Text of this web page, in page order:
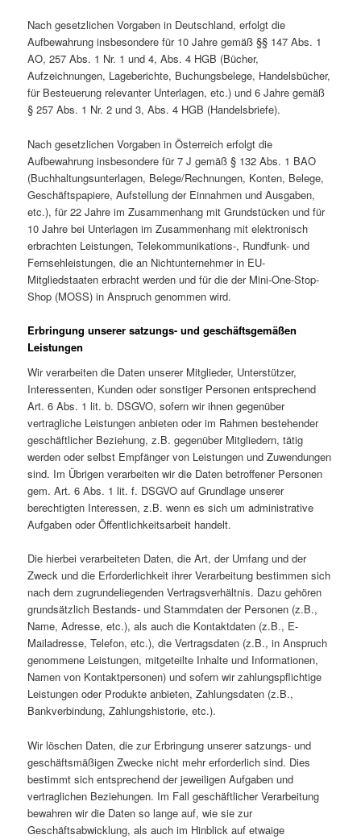
Nach gesetzlichen Vorgaben in Deutschland, erfolgt die
Aufbewahrung insbesondere für 10 Jahre gemäß §§ 147 Abs. 1
AO, 257 Abs. 1 Nr. 1 und 4, Abs. 4 HGB (Bücher,
Aufzeichnungen, Lageberichte, Buchungsbelege, Handelsbücher,
für Besteuerung relevanter Unterlagen, etc.) und 6 Jahre gemäß
§ 257 Abs. 1 Nr. 2 und 3, Abs. 4 HGB (Handelsbriefe).
Nach gesetzlichen Vorgaben in Österreich erfolgt die
Aufbewahrung insbesondere für 7 J gemäß § 132 Abs. 1 BAO
(Buchhaltungsunterlagen, Belege/Rechnungen, Konten, Belege,
Geschäftspapiere, Aufstellung der Einnahmen und Ausgaben,
etc.), für 22 Jahre im Zusammenhang mit Grundstücken und für
10 Jahre bei Unterlagen im Zusammenhang mit elektronisch
erbrachten Leistungen, Telekommunikations-, Rundfunk- und
Fernsehleistungen, die an Nichtunternehmer in EU-
Mitgliedstaaten erbracht werden und für die der Mini-One-Stop-
Shop (MOSS) in Anspruch genommen wird.
Erbringung unserer satzungs- und geschäftsgemäßen
Leistungen
Wir verarbeiten die Daten unserer Mitglieder, Unterstützer,
Interessenten, Kunden oder sonstiger Personen entsprechend
Art. 6 Abs. 1 lit. b. DSGVO, sofern wir ihnen gegenüber
vertragliche Leistungen anbieten oder im Rahmen bestehender
geschäftlicher Beziehung, z.B. gegenüber Mitgliedern, tätig
werden oder selbst Empfänger von Leistungen und Zuwendungen
sind. Im Übrigen verarbeiten wir die Daten betroffener Personen
gem. Art. 6 Abs. 1 lit. f. DSGVO auf Grundlage unserer
berechtigten Interessen, z.B. wenn es sich um administrative
Aufgaben oder Öffentlichkeitsarbeit handelt.
Die hierbei verarbeiteten Daten, die Art, der Umfang und der
Zweck und die Erforderlichkeit ihrer Verarbeitung bestimmen sich
nach dem zugrundeliegenden Vertragsverhältnis. Dazu gehören
grundsätzlich Bestands- und Stammdaten der Personen (z.B.,
Name, Adresse, etc.), als auch die Kontaktdaten (z.B., E-
Mailadresse, Telefon, etc.), die Vertragsdaten (z.B., in Anspruch
genommene Leistungen, mitgeteilte Inhalte und Informationen,
Namen von Kontaktpersonen) und sofern wir zahlungspflichtige
Leistungen oder Produkte anbieten, Zahlungsdaten (z.B.,
Bankverbindung, Zahlungshistorie, etc.).
Wir löschen Daten, die zur Erbringung unserer satzungs- und
geschäftsmäßigen Zwecke nicht mehr erforderlich sind. Dies
bestimmt sich entsprechend der jeweiligen Aufgaben und
vertraglichen Beziehungen. Im Fall geschäftlicher Verarbeitung
bewahren wir die Daten so lange auf, wie sie zur
Geschäftsabwicklung, als auch im Hinblick auf etwaige